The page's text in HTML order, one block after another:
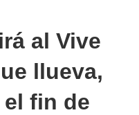
al Vive
llueva,
fin de